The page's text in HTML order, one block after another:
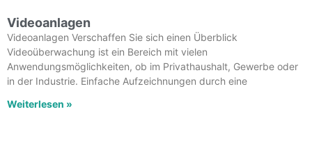
Videoanlagen
Videoanlagen Verschaffen Sie sich einen Überblick
Videoüberwachung ist ein Bereich mit vielen
Anwendungsmöglichkeiten, ob im Privathaushalt, Gewerbe oder
in der Industrie. Einfache Aufzeichnungen durch eine
Weiterlesen »